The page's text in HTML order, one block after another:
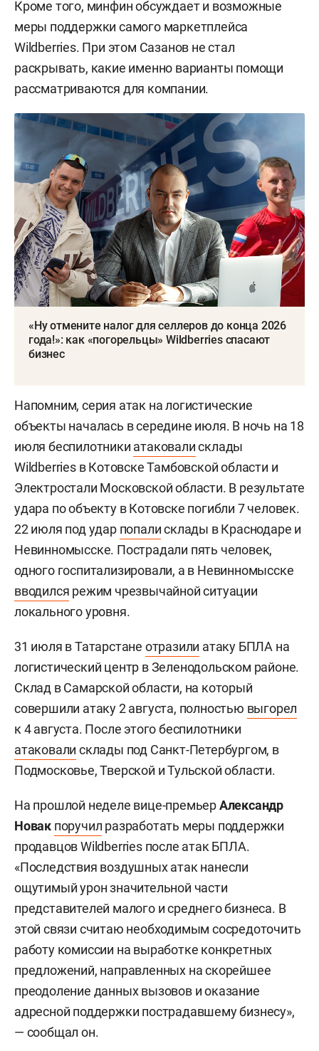
Кроме того, минфин обсуждает и возможные
меры поддержки самого маркетплейса
Wildberries. При этом Сазанов не стал
раскрывать, какие именно варианты помощи
рассматриваются для компании.
«Ну отмените налог для селлеров до конца 2026
года!»: как «погорельцы» Wildberries спасают
бизнес
Напомним, серия атак на логистические
объекты началась в середине июля. В ночь на 18
июля беспилотники атаковалисклады
Wildberries в Котовске Тамбовской области и
Электростали Московской области. В результате
удара по объекту в Котовске погибли 7 человек.
22 июля под удар попалисклады в Краснодаре и
Невинномысске. Пострадали пять человек,
одного госпитализировали, а в Невинномысске
вводился режим чрезвычайной ситуации
локального уровня.
31 июля в Татарстане отразили атаку БПЛА на
логистический центр в Зеленодольском районе.
Склад в Самарской области, на который
совершили атаку 2 августа, полностью выгорел
к 4 августа. После этого беспилотники
атаковали склады под Санкт-Петербургом, в
Подмосковье, Тверской и Тульской области.
На прошлой неделе вице-премьерАлександр
Новак поручил разработать меры поддержки
продавцов Wildberries после атак БПЛА.
«Последствия воздушных атак нанесли
ощутимый урон значительной части
представителей малого и среднего бизнеса. В
этой связи считаю необходимым сосредоточить
работу комиссии на выработке конкретных
предложений, направленных на скорейшее
преодоление данных вызовов и оказание
адресной поддержки пострадавшему бизнесу»,
— сообщал он.